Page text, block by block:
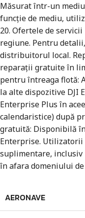
Măsurat într-un
funcție de mediu,
20. Ofertele de
regiune. Pentru
distribuitorul local.
reparații gratuite în
pentru întreaga flotă:
la alte dispozitive DJI
Enterprise Plus în
calendaristice) după
gratuită: Disponibilă
Enterprise.
suplimentare, inclusiv
în afara domeniului
AERONAVE